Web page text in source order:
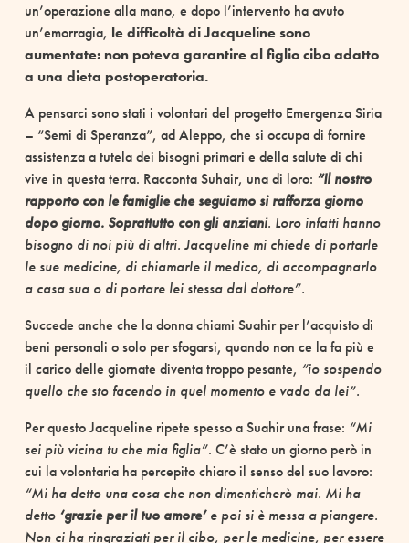
un’operazione alla mano, e dopo l’intervento ha avuto
un’emorragia, le difficoltà di Jacqueline sono
aumentate: non poteva garantire al figlio cibo adatto
a una dieta postoperatoria.
A pensarci sono stati i volontari del progetto Emergenza Siria
– “Semi di Speranza”, ad Aleppo, che si occupa di fornire
assistenza a tutela dei bisogni primari e della salute di chi
vive in questa terra. Racconta Suhair, una di loro: “Il nostro
rapporto con le famiglie che seguiamo si rafforza giorno
dopo giorno. Soprattutto con gli anziani. Loro infatti hanno
bisogno di noi più di altri. Jacqueline mi chiede di portarle
le sue medicine, di chiamarle il medico, di accompagnarlo
a casa sua o di portare lei stessa dal dottore”.
Succede anche che la donna chiami Suahir per l’acquisto di
beni personali o solo per sfogarsi, quando non ce la fa più e
il carico delle giornate diventa troppo pesante, “io sospendo
quello che sto facendo in quel momento e vado da lei”.
Per questo Jacqueline ripete spesso a Suahir una frase: “Mi
sei più vicina tu che mia figlia”. C’è stato un giorno però in
cui la volontaria ha percepito chiaro il senso del suo lavoro:
“Mi ha detto una cosa che non dimenticherò mai. Mi ha
detto ‘grazie per il tuo amore’e poi si è messa a piangere.
Non ci ha ringraziati per il cibo, per le medicine, per essere